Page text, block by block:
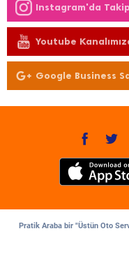
Instagram'da
Youtube
Google Business
Pratik Araba bir "Üstün Oto